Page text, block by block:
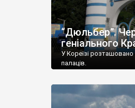
“Дюльбер”.
геніального
У Кореїзі
палаців.